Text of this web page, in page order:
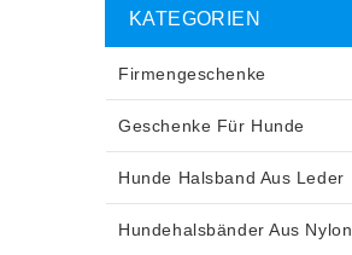
KATEGORIEN
Firmengeschenke
Geschenke Für Hunde
Hunde Halsband Aus Leder
Hundehalsbänder Aus Nylon